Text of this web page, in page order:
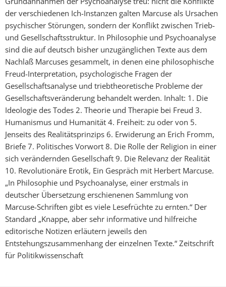
der verschiedenen Ich-Instanzen galten Marcuse als Ursachen
psychischer Störungen, sondern der Konflikt zwischen Trieb-
und Gesellschaftsstruktur. In Philosophie und Psychoanalyse
sind die auf deutsch bisher unzugänglichen Texte aus dem
Nachlaß Marcuses gesammelt, in denen eine philosophische
Freud-Interpretation, psychologische Fragen der
Gesellschaftsanalyse und triebtheoretische Probleme der
Gesellschaftsveränderung behandelt werden. Inhalt: 1. Die
Ideologie des Todes 2. Theorie und Therapie bei Freud 3.
Humanismus und Humanität 4. Freiheit: zu oder von 5.
Jenseits des Realitätsprinzips 6. Erwiderung an Erich Fromm,
Briefe 7. Politisches Vorwort 8. Die Rolle der Religion in einer
sich verändernden Gesellschaft 9. Die Relevanz der Realität
10. Revolutionäre Erotik, Ein Gespräch mit Herbert Marcuse.
„In Philosophie und Psychoanalyse, einer erstmals in
deutscher Übersetzung erschienenen Sammlung von
Marcuse-Schriften gibt es viele Lesefrüchte zu ernten.“ Der
Standard „Knappe, aber sehr informative und hilfreiche
editorische Notizen erläutern jeweils den
Entstehungszusammenhang der einzelnen Texte.“ Zeitschrift
für Politikwissenschaft